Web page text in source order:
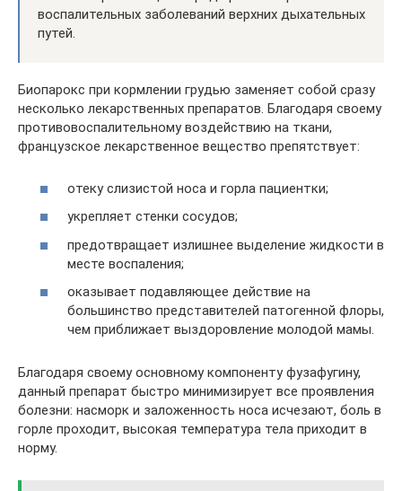
воспалительных заболеваний верхних дыхательных
путей.
Биопарокс при кормлении грудью заменяет собой сразу
несколько лекарственных препаратов. Благодаря своему
противовоспалительному воздействию на ткани,
французское лекарственное вещество препятствует:
отеку слизистой носа и горла пациентки;
укрепляет стенки сосудов;
предотвращает излишнее выделение жидкости в
месте воспаления;
оказывает подавляющее действие на
большинство представителей патогенной флоры,
чем приближает выздоровление молодой мамы.
Благодаря своему основному компоненту фузафугину,
данный препарат быстро минимизирует все проявления
болезни: насморк и заложенность носа исчезают, боль в
горле проходит, высокая температура тела приходит в
норму.